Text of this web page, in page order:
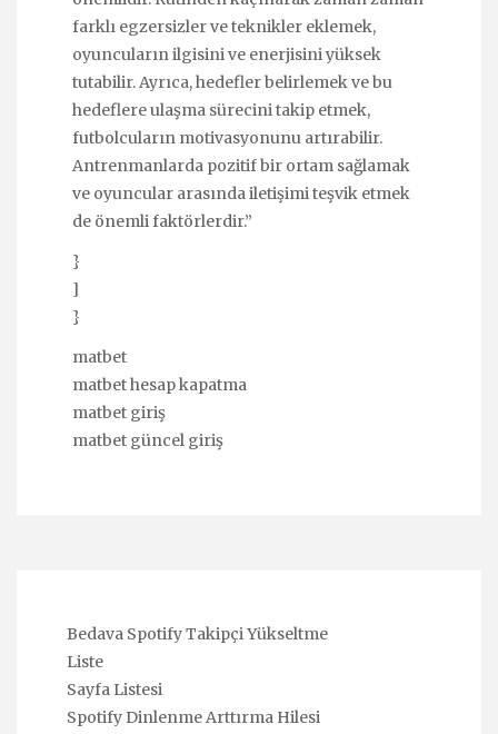
farklı egzersizler ve teknikler eklemek,
oyuncuların ilgisini ve enerjisini yüksek
tutabilir. Ayrıca, hedefler belirlemek ve bu
hedeflere ulaşma sürecini takip etmek,
futbolcuların motivasyonunu artırabilir.
Antrenmanlarda pozitif bir ortam sağlamak
ve oyuncular arasında iletişimi teşvik etmek
de önemli faktörlerdir.”
}
]
}
matbet
matbet hesap kapatma
matbet giriş
matbet güncel giriş
Bedava Spotify Takipçi Yükseltme
Liste
Sayfa Listesi
Spotify Dinlenme Arttırma Hilesi